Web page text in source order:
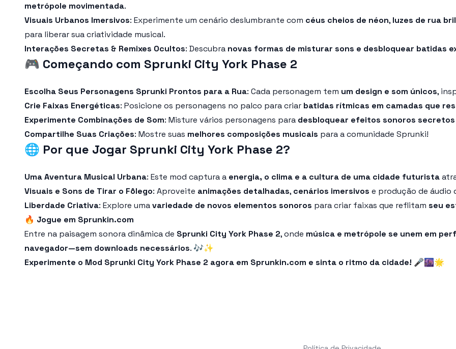
metrópole movimentada.
Visuais Urbanos Imersivos: Experimente um cenário deslumbrante com céus cheios de néon, luzes de rua
para liberar sua criatividade musical.
Interações Secretas & Remixes Ocultos: Descubra novas formas de misturar sons e desbloquear batidas
🎮 Começando com Sprunki City York Phase 2
Escolha Seus Personagens Sprunki Prontos para a Rua: Cada personagem tem um design e som únicos,
Crie Faixas Energéticas: Posicione os personagens no palco para criar batidas rítmicas em camadas que
Experimente Combinações de Som: Misture vários personagens para desbloquear efeitos sonoros secretos
Compartilhe Suas Criações: Mostre suas melhores composições musicais para a comunidade Sprunki!
🌐 Por que Jogar Sprunki City York Phase 2?
Uma Aventura Musical Urbana: Este mod captura a energia, o clima e a cultura de uma cidade futurista
Visuais e Sons de Tirar o Fôlego: Aproveite animações detalhadas, cenários imersivos e produção de áudio
Liberdade Criativa: Explore umavariedade de novos elementos sonoros para criar faixas que reflitam seu
🔥 Jogue em Sprunkin.com
Entre na paisagem sonora dinâmica de Sprunki City York Phase 2, onde música e metrópole se unem em
navegador—sem downloads necessários. 🎶✨
Experimente o Mod Sprunki City York Phase 2 agora em Sprunkin.com e sinta o ritmo da cidade! 🎤🌆🌟